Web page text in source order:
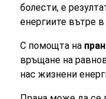
болести, е
енергиите вътре в
С помощта на
връщане на
нас жизнени